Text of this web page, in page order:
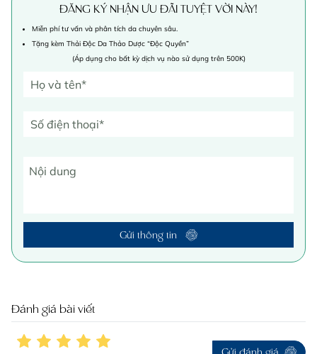
ĐĂNG KÝ NHẬN ƯU ĐÃI TUYỆT VỜI NÀY!
Miễn phí tư vấn và phân tích da chuyên sâu.
Tặng kèm Thải Độc Da Thảo Dược “Độc Quyền”
(Áp dụng cho bất kỳ dịch vụ nào sử dụng trên 500K)
Gửi thông tin
Đánh giá bài viết